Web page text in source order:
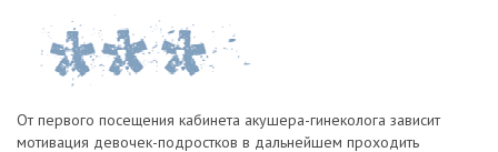
От первого посещения кабинета акушера-гинеколога зависит
мотивация девочек-подростков в дальнейшем проходить